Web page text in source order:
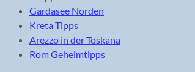
Gardasee Norden
Kreta Tipps
Arezzo in der Toskana
Rom Geheimtipps